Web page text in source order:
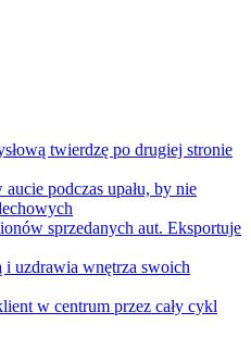
twierdzę po drugiej stronie
podczas upału, by nie
sprzedanych aut. Eksportuje
uzdrawia wnętrza swoich
w centrum przez cały cykl